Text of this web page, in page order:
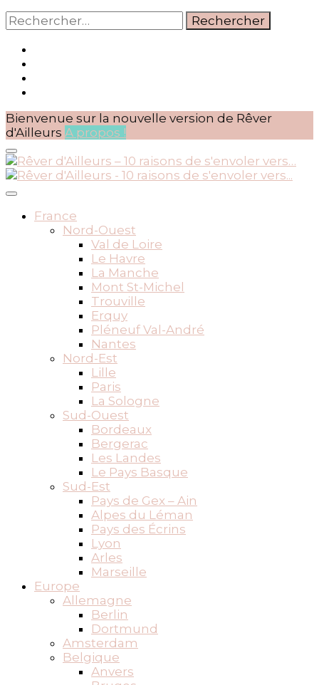
Rechercher :
Bienvenue sur la nouvelle version de Rêver
d'Ailleurs A propos !
Rêver d'Ailleurs – 10 raisons
de s'envoler vers…
France
Nord-Ouest
Val de Loire
Le Havre
La Manche
Mont St-Michel
Trouville
Erquy
Pléneuf Val-André
Nantes
Nord-Est
Lille
Paris
La Sologne
Sud-Ouest
Bordeaux
Bergerac
Les Landes
Le Pays Basque
Sud-Est
Pays de Gex – Ain
Alpes du Léman
Pays des Écrins
Lyon
Arles
Marseille
Europe
Allemagne
Berlin
Dortmund
Amsterdam
Belgique
Anvers